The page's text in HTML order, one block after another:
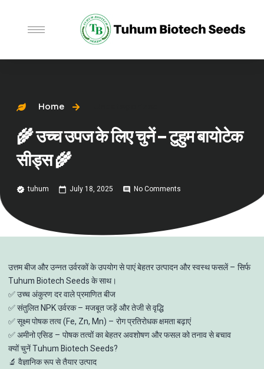
Home
🌾 उच्च उपज के लिए चुनें – टुहुम बायोटेक
सीड्स 🌾
tuhum July 18, 2025 No Comments
उत्तम बीज और उन्नत उर्वरकों के उपयोग से पाएं बेहतर उत्पादन और स्वस्थ फसलें – सिर्फ
Tuhum Biotech Seeds के साथ।
✅ उच्च अंकुरण दर वाले प्रमाणित बीज
✅ संतुलित NPK उर्वरक – मजबूत जड़ें और तेजी से वृद्धि
✅ सूक्ष्म पोषक तत्व (Fe, Zn, Mn) – रोग प्रतिरोधक क्षमता बढ़ाएं
✅ अमीनो एसिड – पोषक तत्वों का बेहतर अवशोषण और फसल को तनाव से बचाव
क्यों चुनें Tuhum Biotech Seeds?
🔬 वैज्ञानिक रूप से तैयार उत्पाद